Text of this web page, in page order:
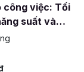
khóa họcTuyệt
tại Gitiho để
độc đáo và thu
công việc: Tối
suất và